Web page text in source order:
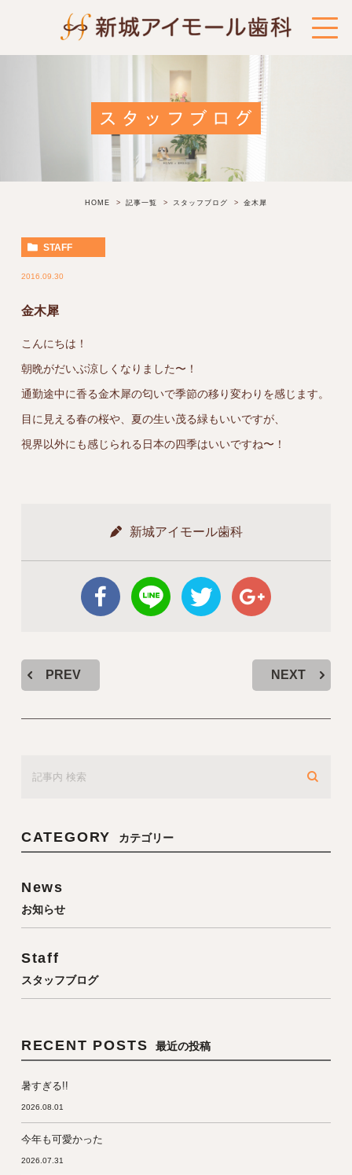
スタッフブログ
HOME 記事一覧 スタッフブログ 金木犀
STAFF
2016.09.30
金木犀
こんにちは！
朝晩がだいぶ涼しくなりました〜！
通勤途中に香る金木犀の匂いで季節の移り変わりを感じます。
目に見える春の桜や、夏の生い茂る緑もいいですが、
視界以外にも感じられる日本の四季はいいですね〜！
新城アイモール歯科
PREV NEXT
CATEGORY カテゴリー
News
お知らせ
Staff
スタッフブログ
RECENT POSTS 最近の投稿
暑すぎる!!
2026.08.01
今年も可愛かった
2026.07.31